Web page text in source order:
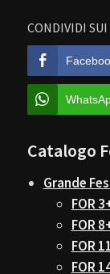
CONDIVIDI SUI
Catalogo
Grande
FOR
FOR
FOR
FOR